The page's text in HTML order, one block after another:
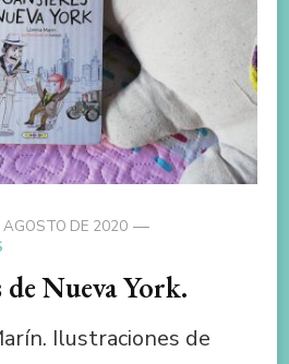
AGOSTO DE 2020
de Nueva York.
Ilustraciones de